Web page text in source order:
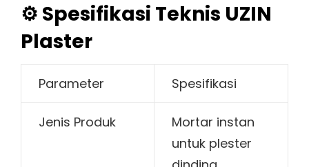
⚙️ Spesifikasi Teknis UZIN
Plaster
Parameter Spesifikasi
Jenis Produk
Mortar instan
untuk plester